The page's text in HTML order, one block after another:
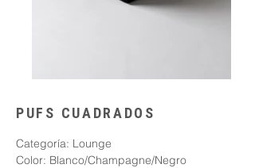
PUFS CUADRADOS
Categoría: Lounge
Color: Blanco/Champagne/Negro